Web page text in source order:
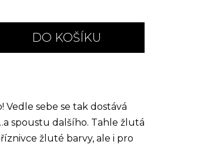
DO KOŠÍKU
sebe se tak dostává
spoustu dalšího. Tahle žlutá
žluté barvy, ale i pro